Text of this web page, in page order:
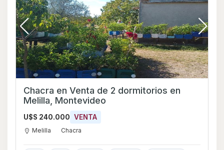
Chacra en Venta de 2 dormitorios en
Melilla, Montevideo
U$S 240.000 VENTA
Melilla Chacra